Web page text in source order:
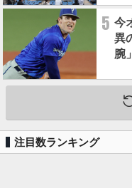
5 今
異
腕
注目数ランキング